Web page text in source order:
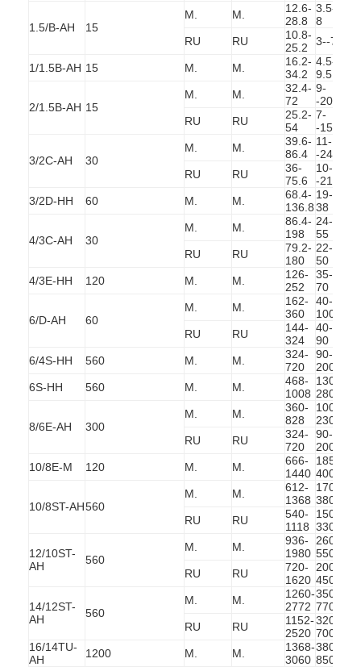
Benvenuto
Mostra VR
Notizie
1.5/B-AH 15
M. M.
12.6-
28.8
3.5-
8
RU RU
10.8-
25.2
3--7
1/1.5B-AH 15 M. M.
16.2-
34.2
4.5-
9.5
2/1.5B-AH 15
M. M.
32.4-
72
9-
-20
RU RU
25.2-
54
7-
-15
3/2C-AH 30
M. M.
39.6-
86.4
11-
-24
RU
RU
36-
75.6
10-
-21
3/2D-HH
60 M. M.
68.4-
136.8
19-
38
4/3C-AH 30
M. M.
86.4-
198
24-
55
RU RU
79.2-
180
22-
50
4/3E-HH
120 M. M.
126-
252
35-
70
6/D-AH 60
M. M.
162-
360
40-
100
RU
RU
144-
324
40-
90
6/4S-HH
560 M. M.
324-
720
90-
200
6S-HH
560 M. M.
468-
1008
130-
280
8/6E-AH 300
M. M.
360-
828
100-
230
RU
RU
324-
720
90-
200
10/8E-M 120 M. M.
666-
1440
185-
400
10/8ST-AH560
M. M.
612-
1368
170-
380
RU
RU
540-
1118
150-
330
12/10ST-
AH
560
M. M.
936-
1980
260-
550
RU RU
720-
1620
200-
450
14/12ST-
AH
560
M. M.
1260-
2772
350-
770
RU
RU
1152-
2520
320-
700
16/14TU-
AH
1200 M. M.
1368-
3060
380-
850